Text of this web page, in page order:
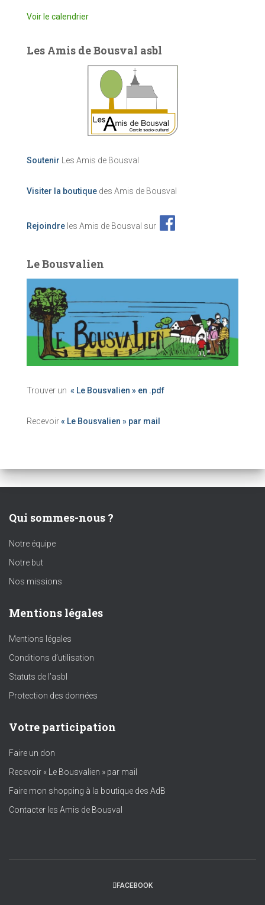
Voir le calendrier
Les Amis de Bousval asbl
Soutenir Les Amis de Bousval
Visiter la boutique des Amis de Bousval
Rejoindre les Amis de Bousval sur
Le Bousvalien
Trouver un « Le Bousvalien » en .pdf
Recevoir« Le Bousvalien » par mail
Qui sommes-nous ?
Notre équipe
Notre but
Nos missions
Mentions légales
Mentions légales
Conditions d’utilisation
Statuts de l’asbl
Protection des données
Votre participation
Faire un don
Recevoir « Le Bousvalien » par mail
Faire mon shopping à la boutique des AdB
Contacter les Amis de Bousval
FACEBOOK